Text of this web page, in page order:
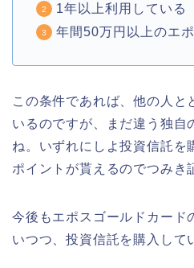
1年以上利用している
年間50万円以上のエ
この条件であれば、他の人と
いるのですが、まだ違う独自
ね。いずれにしよ投資信託を
ポイントが貰えるのでつみき
今後もエポスゴールドカード
いつつ、投資信託を購入して